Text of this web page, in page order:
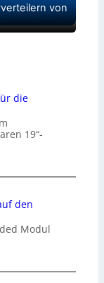
von
die
19“-
den
Modul